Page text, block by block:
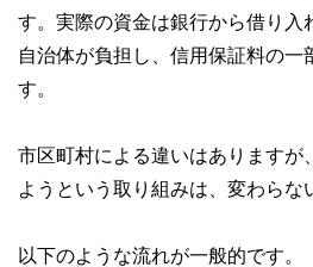
す。実際の資金は銀行から借り入
自治体が負担し、信用保証料の一
す。
市区町村による違いはありますが
ようという取り組みは、変わらな
以下のような流れが一般的です。